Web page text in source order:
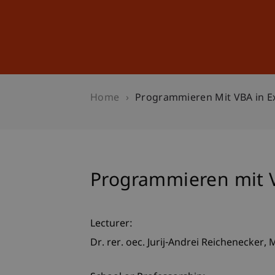
Home Programmieren Mit VBA in
Programmieren mit
Lecturer:
Dr. rer. oec. Jurij-Andrei Reichenecker